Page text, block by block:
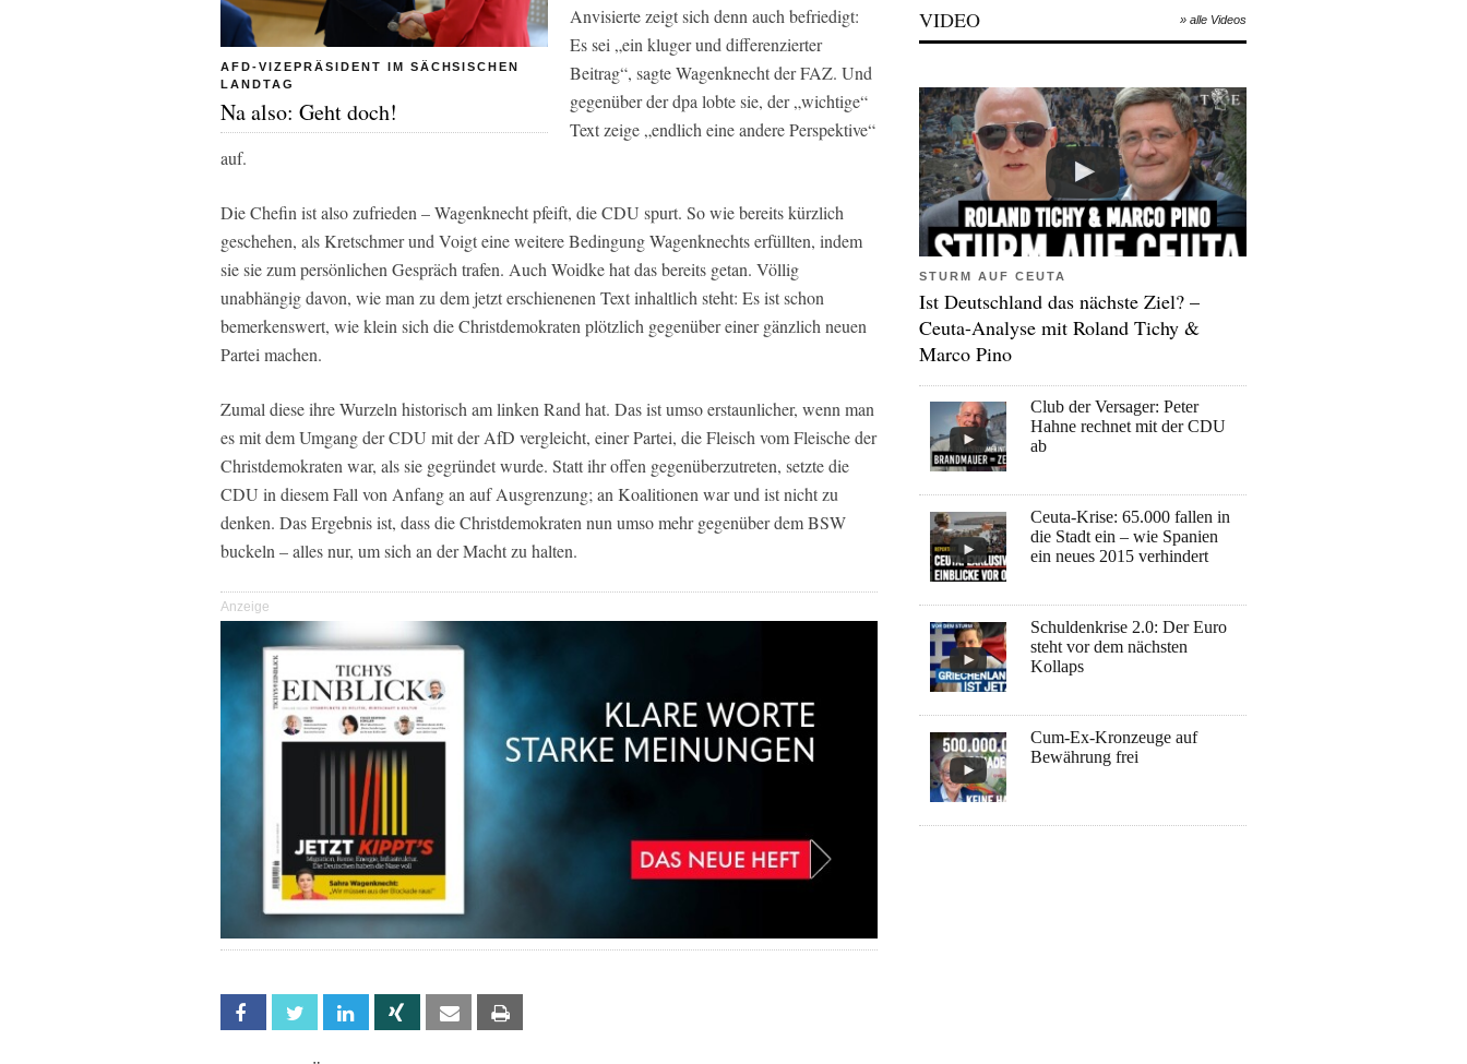
AFD-VIZEPRÄSIDENT IM SÄCHSISCHEN
LANDTAG
Na also: Geht doch!
Anvisierte zeigt sich denn auch befriedigt:
Es sei „ein kluger und differenzierter
Beitrag“, sagte Wagenknecht der FAZ. Und
gegenüber derdpa lobte sie, der „wichtige“
Text zeige „endlich eine andere Perspektive“
auf.
Die Chefin ist also zufrieden – Wagenknecht pfeift, die CDU spurt. So wie bereits kürzlich
geschehen, als Kretschmer und Voigt eine weitere Bedingung Wagenknechts erfüllten, indem
sie sie zum persönlichen Gespräch trafen. Auch Woidke hat das bereits getan. Völlig
unabhängig davon, wie man zu dem jetzt erschienenen Text inhaltlich steht: Es ist schon
bemerkenswert, wie klein sich die Christdemokraten plötzlich gegenüber einer gänzlich neuen
Partei machen.
Zumal diese ihre Wurzeln historisch am linken Rand hat. Das ist umso erstaunlicher, wenn man
es mit dem Umgang der CDU mit der AfD vergleicht, einer Partei, die Fleisch vom Fleische der
Christdemokraten war, als sie gegründet wurde. Statt ihr offen gegenüberzutreten, setzte die
CDU in diesem Fall von Anfang an auf Ausgrenzung; an Koalitionen war und ist nicht zu
denken. Das Ergebnis ist, dass die Christdemokraten nun umso mehr gegenüber dem BSW
buckeln – alles nur, um sich an der Macht zu halten.
Anzeige
Facebook Twitter Linkedin Xing Email
VIDEO » alle Videos
STURM AUF CEUTA
Ist Deutschland das nächste Ziel? –
Ceuta-Analyse mit Roland Tichy &
Marco Pino
Club der Versager: Peter
Hahne rechnet mit der CDU
ab
Ceuta-Krise: 65.000 fallen in
die Stadt ein – wie Spanien
ein neues 2015 verhindert
Schuldenkrise 2.0: Der Euro
steht vor dem nächsten
Kollaps
Cum-Ex-Kronzeuge auf
Bewährung frei